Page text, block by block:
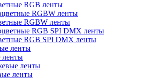
RGB ленты
RGBW ленты
RGB SPI DMX ленты
ленты
ленты